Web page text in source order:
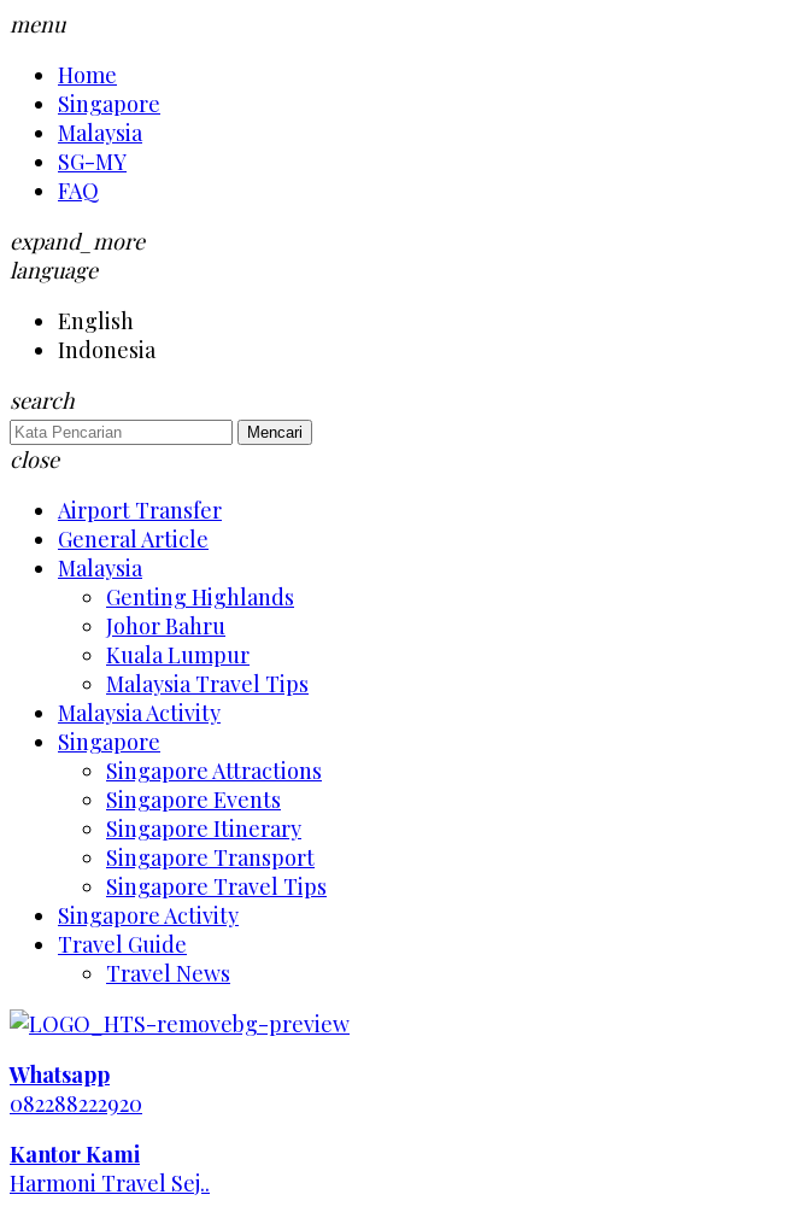
menu
Home
Singapore
Malaysia
SG-MY
FAQ
expand_more
language
English
Indonesia
search
Mencari
close
Airport Transfer
General Article
Malaysia
Genting Highlands
Johor Bahru
Kuala Lumpur
Malaysia Travel Tips
Malaysia Activity
Singapore
Singapore Attractions
Singapore Events
Singapore Itinerary
Singapore Transport
Singapore Travel Tips
Singapore Activity
Travel Guide
Travel News
Whatsapp
082288222920
Kantor Kami
Harmoni Travel Sej..